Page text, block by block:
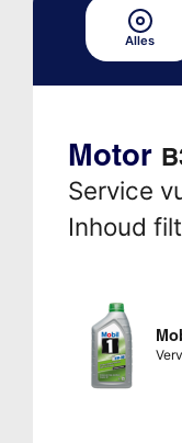
Alles
Motor
Service
Inhoud